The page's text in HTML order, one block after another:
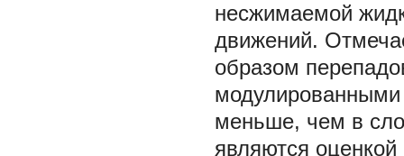
несжимаемой
движений.
образом
модулированными
меньше, чем в
являются